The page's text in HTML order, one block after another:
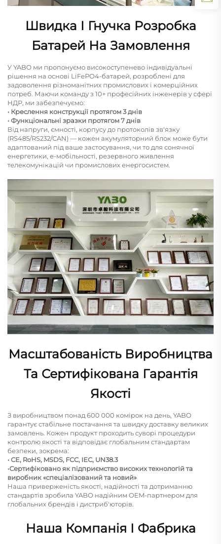
Швидка І Гнучка Розробка
Батарей На Замовлення
У YABO ми пропонуємо високоступенево індивідуальні
рішення на основі LiFePO4-батарей, розроблені для
задоволення різноманітних промислових і комерційних
потреб. Маючи команду з 10+ професійних інженерів у сфері
НДР, ми забезпечуємо:
• Креслення конструкції протягом 3 днів
• Функціональні зразки протягом 7 днів
Від напруги, ємності, корпусу до протоколів зв'язку
(RS485/RS232/CAN) — кожен акумуляторний блок може бути
адаптований під ваше застосування, чи то для сонячної
енергетики, е-мобільності, резервного живлення
телекомунікацій чи промислових енергосистем.
Масштабованість Виробництва
Та Сертифікована Гарантія
Якості
З виробництвом понад 600 000 комірок на день, YABO
гарантує стабільне постачання та швидку доставку великих
замовлень. Кожен продукт проходить суворі процедури
контролю якості та відповідає глобальним стандартам
безпеки, зокрема:
• CE, RoHS, MSDS, FCC, IEC, UN38.3
•Сертифіковано як підприємство високих технологій та
виробник «спеціалізований та новий»
Наша приверженість якості, надійності та дотриманню
стандартів зробила YABO надійним OEM-партнером для
глобальних брендів і дистриб'юторів.
Наша Компанія І Фабрика